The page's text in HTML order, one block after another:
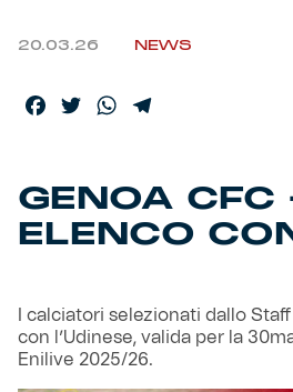
Gift Card Online Store
20.03.26 NEWS
Facebook
TwitterWhatsApp
GENOA CFC
ELENCO
I calciatori selezionati dallo
con l’Udinese, valida per la
Enilive 2025/26.